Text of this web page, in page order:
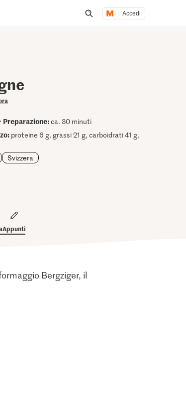
Accedi
Preparazione:ca. 30 minuti
proteine 6 g, grassi 21 g, carboidrati 41 g,
Svizzera
Appunti
Bergziger, il